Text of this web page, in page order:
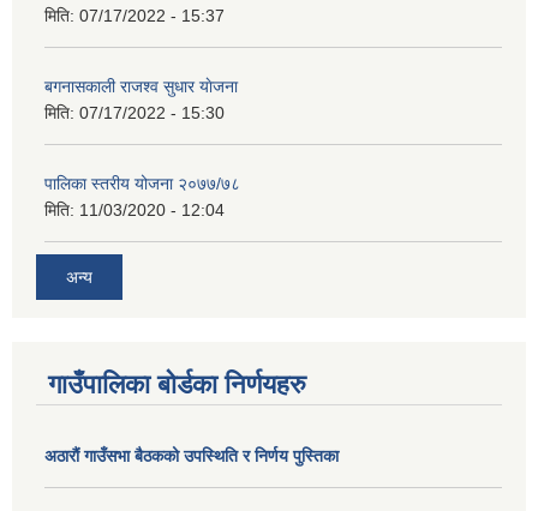
मिति: 07/17/2022 - 15:37
बगनासकाली राजश्व सुधार याेजना
मिति: 07/17/2022 - 15:30
पालिका स्तरीय योजना २०७७/७८
मिति: 11/03/2020 - 12:04
अन्य
गाउँपालिका बोर्डका निर्णयहरु
अठाराैं गाउँसभा बैठकको उपस्थिति र निर्णय पुस्तिका